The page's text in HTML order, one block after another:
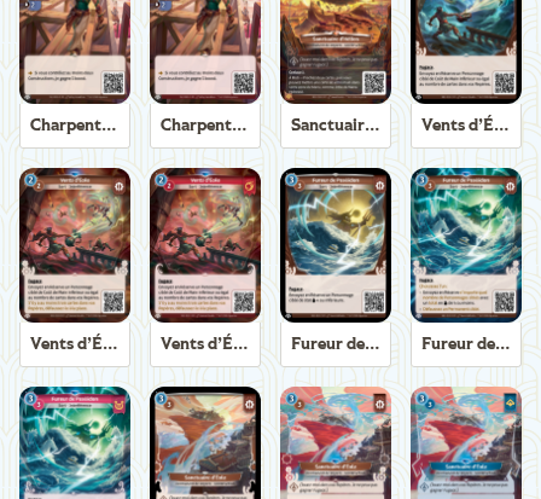
Charpentier Axiom Charpentier Axiom Sanctuaire d'Hélios Vents d’Éole
Vents d’Éole Vents d’Éole Fureur de Poséidon Fureur de Poséidon